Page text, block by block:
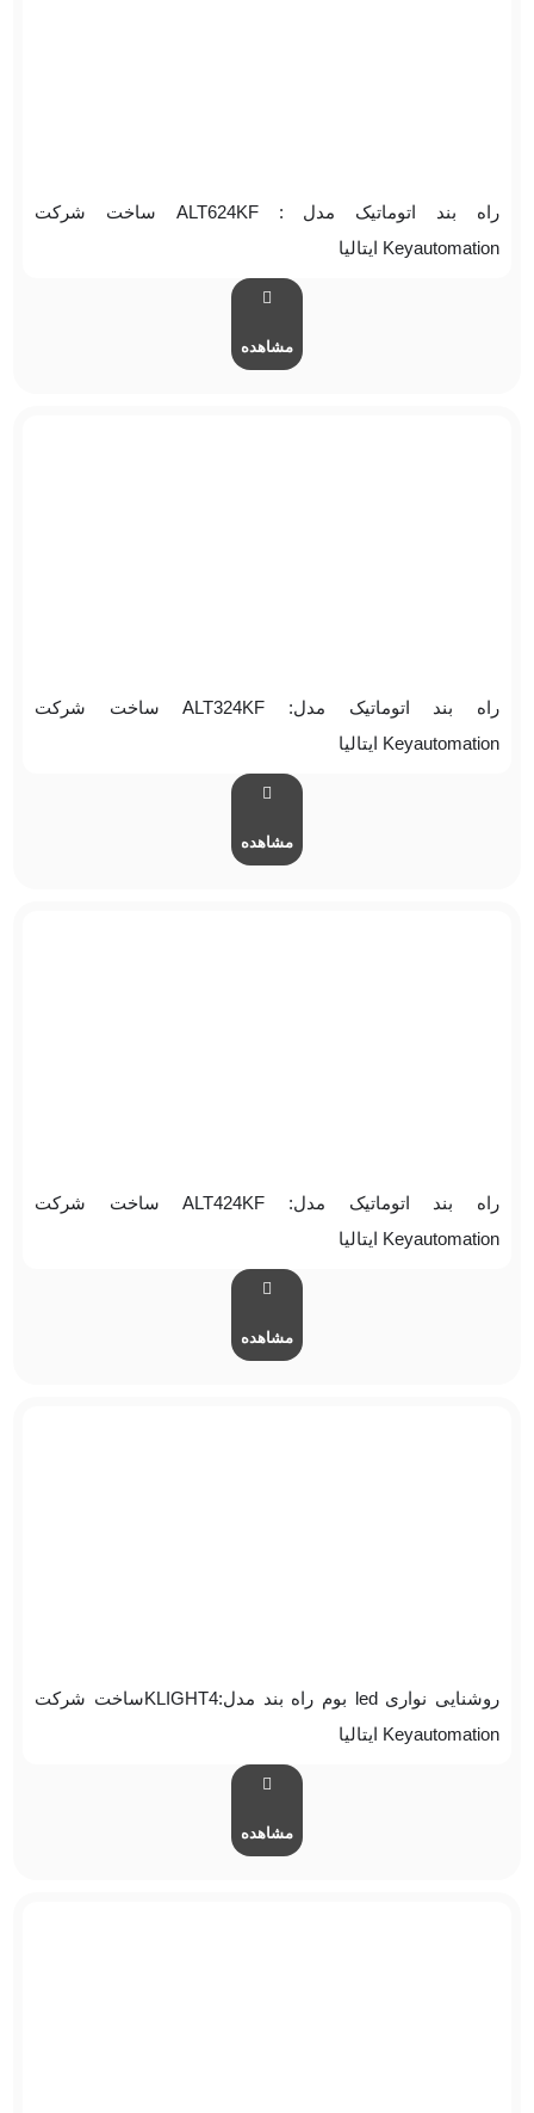
راه بند اتوماتیک مدل : ALT624KF ساخت شرکت
Keyautomation ایتالیا
مشاهده
راه بند اتوماتیک مدل: ALT324KF ساخت شرکت
Keyautomation ایتالیا
مشاهده
راه بند اتوماتیک مدل: ALT424KF ساخت شرکت
Keyautomation ایتالیا
مشاهده
روشنایی نواری led بوم راه بند مدل:KLIGHT4ساخت شرکت
Keyautomation ایتالیا
مشاهده